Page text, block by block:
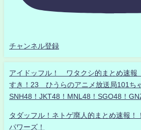
チャンネル登録
アイドッフル！ ワタクシ的まとめ速
すき！23 ひうらのアニメ放送局101ち
SNH48！JKT48！MNL48！SGO48！
タダッフル！ネトゲ廃人的まとめ速報！
パワーズ！